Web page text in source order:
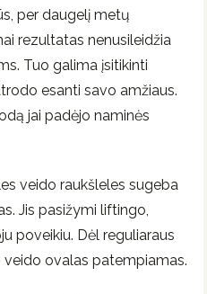
per daugelį metų
rezultatas nenusileidžia
Tuo galima įsitikinti
esanti savo amžiaus.
jai padėjo naminės
veido raukšleles sugeba
Jis pasižymi liftingo,
poveikiu. Dėl reguliaraus
ovalas patempiamas.